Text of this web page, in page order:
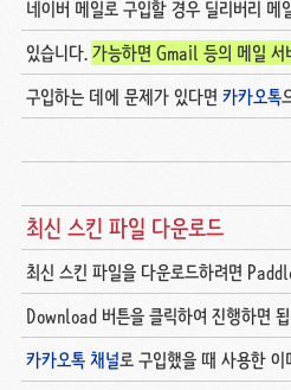
네이버 메일로 구입할 경우 딜리버리
있습니다.가능하면 Gmail 등의 메일 서
구입하는 데에 문제가 있다면카카오톡
최신 스킨 파일 다운로드
최신 스킨 파일을 다운로드하려면
Download 버튼을 클릭하여 진행하면
카카오톡 채널로 구입했을 때 사용한